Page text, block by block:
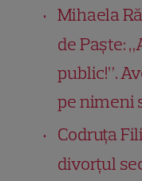
Mihaela
de Paște:
public!”.
pe nimeni
Codruța
divorțul